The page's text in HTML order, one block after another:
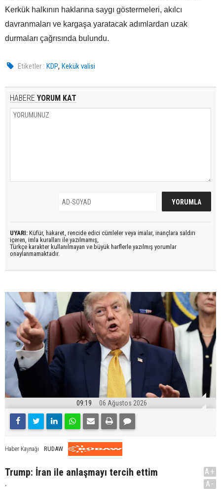
Kerkük halkının haklarına saygı göstermeleri, akılcı
davranmaları ve kargaşa yaratacak adımlardan uzak
durmaları çağrısında bulundu.
Etiketler : KDP,Kekük valisi
HABERE YORUM KAT
UYARI: Küfür, hakaret, rencide edici cümleler veya imalar, inançlara saldırı
içeren, imla kuralları ile yazılmamış,
Türkçe karakter kullanılmayan ve büyük harflerle yazılmış yorumlar
onaylanmamaktadır.
09:19 06 Ağustos 2026
Haber Kaynağı RUDAW
Trump: İran ile anlaşmayı tercih ettim
.
A+
A-